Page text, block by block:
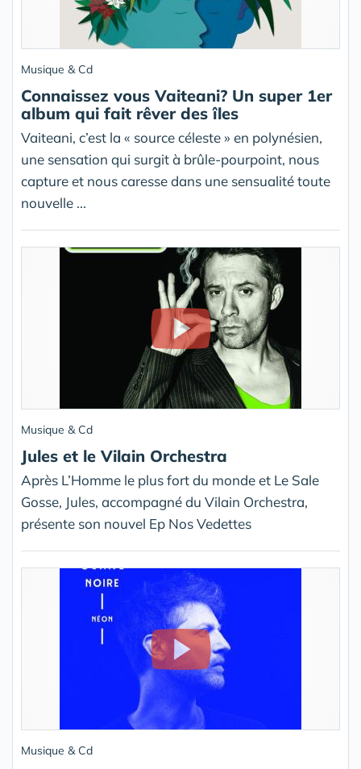
Musique & Cd
Connaissez vous Vaiteani? Un super 1er
album qui fait rêver des îles
Vaiteani, c’est la « source céleste » en polynésien,
une sensation qui surgit à brûle-pourpoint, nous
capture et nous caresse dans une sensualité toute
nouvelle ...
Musique & Cd
Jules et le Vilain Orchestra
Après L’Homme le plus fort du monde et Le Sale
Gosse, Jules, accompagné du Vilain Orchestra,
présente son nouvel Ep Nos Vedettes
Musique & Cd